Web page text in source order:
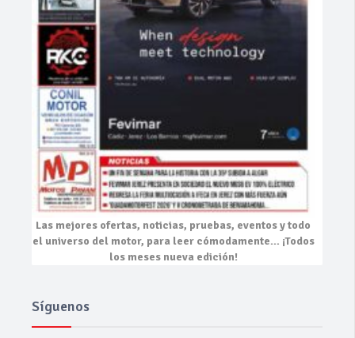
Las mejores ofertas, noticias, pruebas, eventosy todo
el universo del motor, para leer cómodamente… ¡Todos
los meses nueva edición!
Síguenos